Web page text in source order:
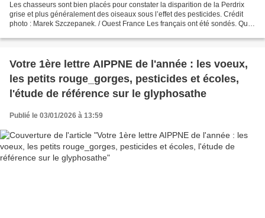
Les chasseurs sont bien placés pour constater la disparition de la Perdrix
grise et plus généralement des oiseaux sous l’effet des pesticides. Crédit
photo : Marek Szczepanek. / Ouest France Les français ont été sondés. Que
Votre 1ère lettre AIPPNE de l'année : les voeux,
les petits rouge_gorges, pesticides et écoles,
l'étude de référence sur le glyphosathe
Publié le 03/01/2026 à 13:59